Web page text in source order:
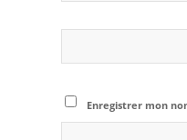
Enregistrer mon